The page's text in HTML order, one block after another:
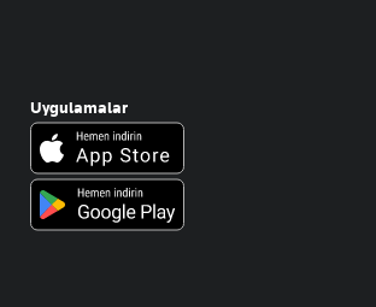
Uygulamalar